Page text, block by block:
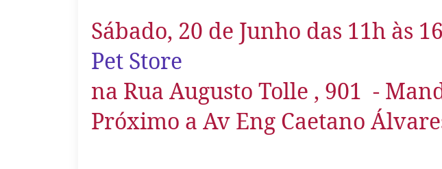
Sábado, 20 de Junho das 11h às
Pet Store
na Rua Augusto Tolle , 901 -
Próximo a Av Eng Caetano